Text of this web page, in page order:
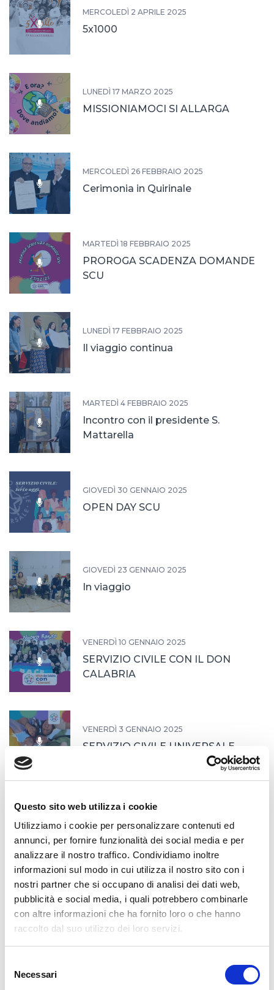
Questo sito web utilizza i cookie
Utilizziamo i cookie per personalizzare contenuti ed
annunci, per fornire funzionalità dei social media e per
analizzare il nostro traffico. Condividiamo inoltre
informazioni sul modo in cui utilizza il nostro sito con i
nostri partner che si occupano di analisi dei dati web,
pubblicità e social media, i quali potrebbero combinarle
con altre informazioni che ha fornito loro o che hanno
raccolto dal suo utilizzo dei loro servizi.
delNecessari
MERCOLEDÌ 2 APRILE 2025
5x1000
LUNEDÌ 17 MARZO 2025
MISSIONIAMOCI SI ALLARGA
MERCOLEDÌ 26 FEBBRAIO 2025
Cerimonia in Quirinale
MARTEDÌ 18 FEBBRAIO 2025
PROROGA SCADENZA DOMANDE
SCU
LUNEDÌ 17 FEBBRAIO 2025
Il viaggio continua
MARTEDÌ 4 FEBBRAIO 2025
Incontro con il presidente S.
Mattarella
GIOVEDÌ 30 GENNAIO 2025
OPEN DAY SCU
GIOVEDÌ 23 GENNAIO 2025
In viaggio
VENERDÌ 10 GENNAIO 2025
SERVIZIO CIVILE CON IL DON
CALABRIA
VENERDÌ 3 GENNAIO 2025
SERVIZIO CIVILE UNIVERSALE
MARTEDÌ 24 DICEMBRE 2024
BUON NATALE
MERCOLEDÌ 18 DICEMBRE 2024
Alla scoperta delle missioni
Concerto di Natale CRON 2024